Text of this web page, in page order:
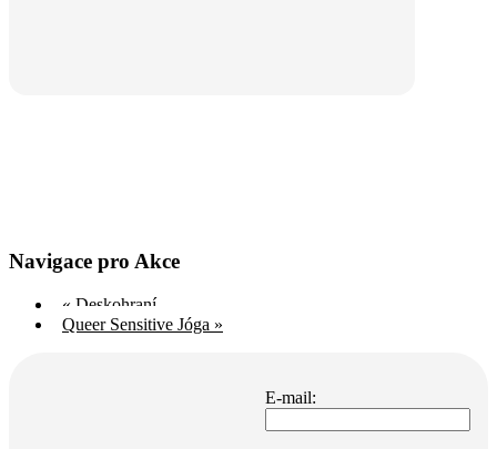
Navigace pro Akce
« Deskohraní
Queer Sensitive Jóga »
E-mail: